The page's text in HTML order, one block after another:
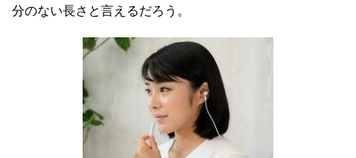
分のない長さと言えるだろう。